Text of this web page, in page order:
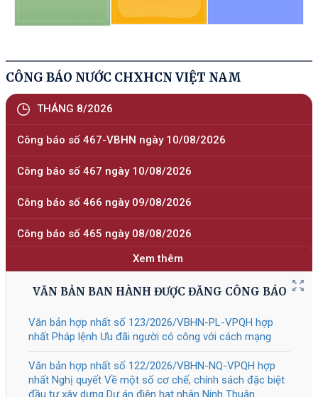
hành Trung ương Đảng khóa XIV về
xây dựng và phát triển Việt Nam trở
Tài liệu đính kèm
59/2026/QĐ-UBND Bãi bỏ Quyết định số 25/2021/QĐ-
nhân dân tỉnh Điện Biên Ban hành
Quy chế quản lý, vận hành và sử dụng
tuyến tỉnh Điện Biên và Quyết định số
của Ủy ban nhân dân tỉnh Điện Biên
Ban hành Quy chế quản lý, v ...
Tài liệu đính kèm
52/CĐ-TTg
07/08/2026
Về triển khai công tác cơ cấu lại vốn
nhà nước tại doanh nghiệp
Tài liệu đính kèm